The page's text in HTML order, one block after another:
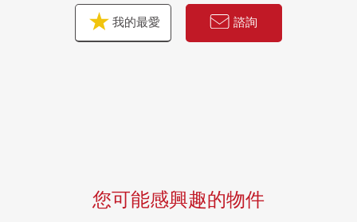
我的最愛 諮詢
您可能感興趣的物件